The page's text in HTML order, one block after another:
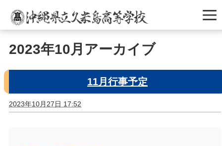
2023年10月アーカイブ
11月行事予定
2023年10月27日 17:52